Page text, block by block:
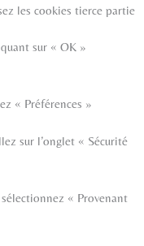
les cookies tierce partie
sur « OK »
« Préférences »
sur l’onglet « Sécurité
« Provenant